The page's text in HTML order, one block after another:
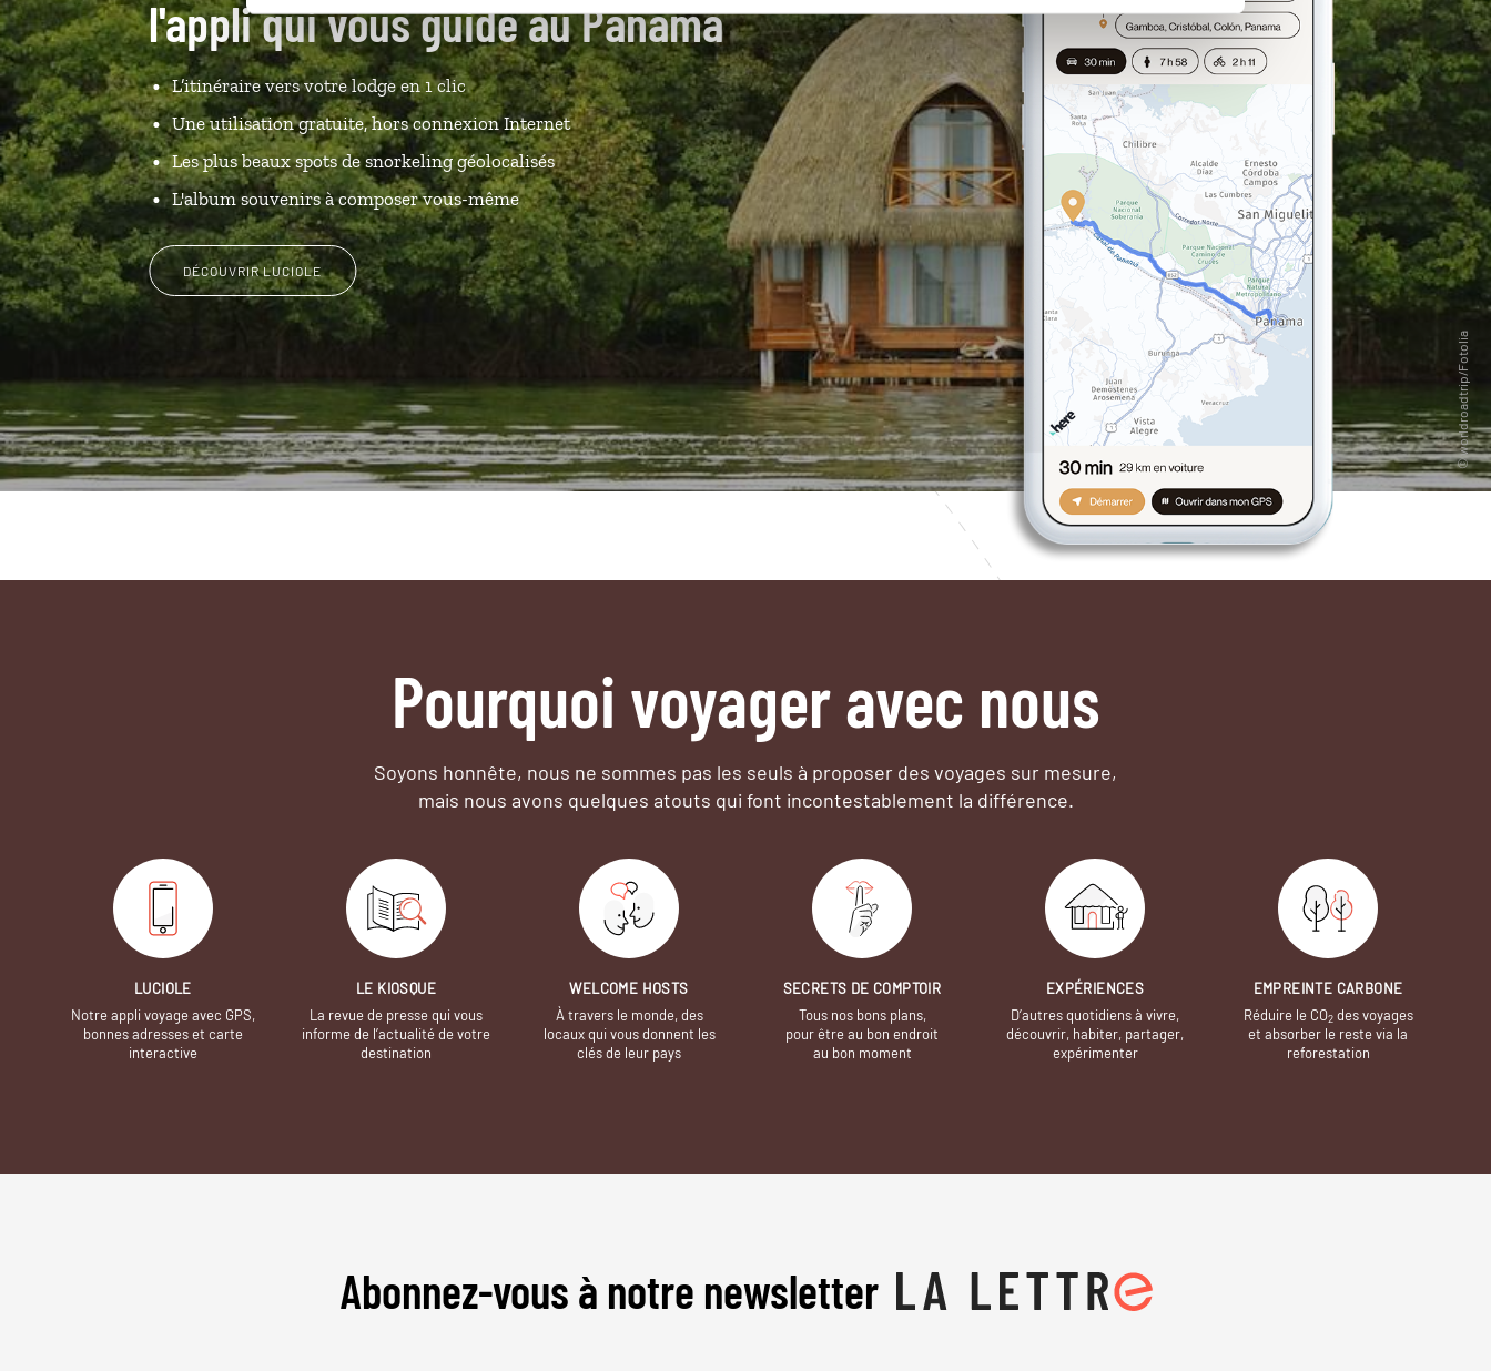
l'appli qui vous guide au Panama
L’itinéraire vers votre lodge en 1 clic
Une utilisation gratuite, hors connexion Internet
Les plus beaux spots de snorkeling géolocalisés
L'album souvenirs à composer vous-même
DÉCOUVRIR LUCIOLE
Pourquoi voyager avec nous
Soyons honnête, nous ne sommes pas les seuls à proposer des voyages sur mesure,
mais nous avons quelques atouts qui font incontestablement la différence.
LUCIOLE
Notre appli voyage avec GPS,
bonnes adresses et carte
interactive
LE KIOSQUE
La revue de presse qui vous
informe de l’actualité de votre
destination
WELCOME HOSTS
À travers le monde, des
locaux qui vous donnent les
clés de leur pays
SECRETS DE COMPTOIR
Tous nos bons plans,
pour être au bon endroit
au bon moment
EXPÉRIENCES
D’autres quotidiens à vivre,
découvrir, habiter, partager,
expérimenter
EMPREINTE CARBONE
Réduire le CO2des voyages
et absorber le reste via la
reforestation
Abonnez-vous à notre newsletter